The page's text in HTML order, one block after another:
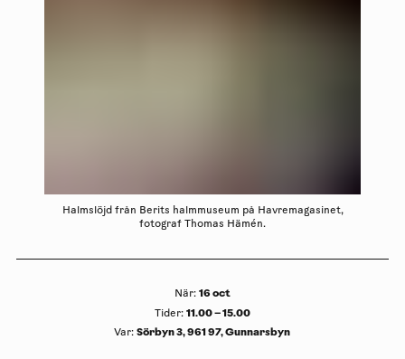
Halmslöjd från Berits halmmuseum på Havremagasinet,
fotograf Thomas Hämén.
När: 16 oct
Tider: 11.00 – 15.00
Var:Sörbyn 3, 961 97, Gunnarsbyn